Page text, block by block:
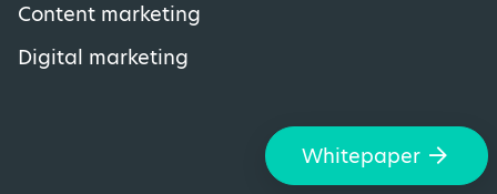
Whitepaper
Content marketing
Digital marketing